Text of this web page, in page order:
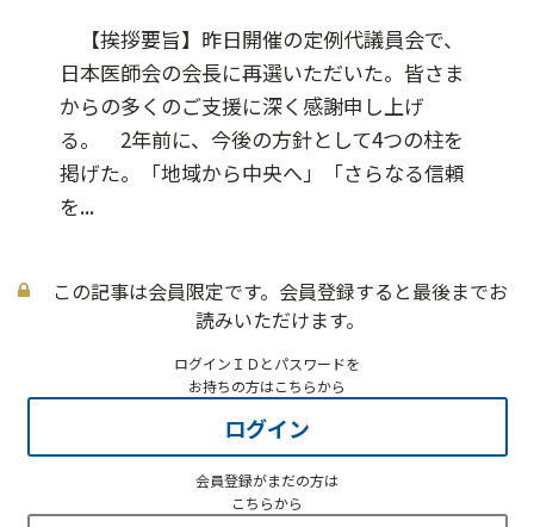
【挨拶要旨】昨日開催の定例代議員会で、
日本医師会の会長に再選いただいた。皆さま
からの多くのご支援に深く感謝申し上げ
る。 2年前に、今後の方針として4つの柱を
掲げた。「地域から中央へ」「さらなる信頼
を...
この記事は会員限定です。会員登録すると最後までお
読みいただけます。
ログインＩＤとパスワードを
お持ちの方はこちらから
ログイン
会員登録がまだの方は
こちらから